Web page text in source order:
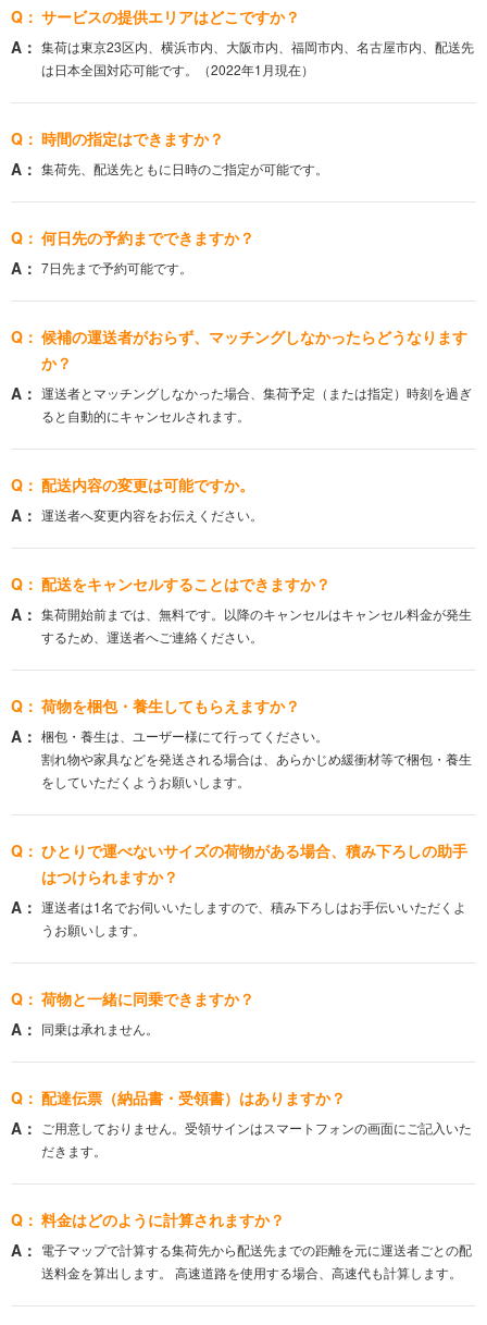
サービスの提供エリアはどこですか？
集荷は東京23区内、横浜市内、大阪市内、福岡市内、名古屋市内、配送先
は日本全国対応可能です。（2022年1月現在）
時間の指定はできますか？
集荷先、配送先ともに日時のご指定が可能です。
何日先の予約までできますか？
7日先まで予約可能です。
候補の運送者がおらず、マッチングしなかったらどうなります
か？
運送者とマッチングしなかった場合、集荷予定（または指定）時刻を過ぎ
ると自動的にキャンセルされます。
配送内容の変更は可能ですか。
運送者へ変更内容をお伝えください。
配送をキャンセルすることはできますか？
集荷開始前までは、無料です。以降のキャンセルはキャンセル料金が発生
するため、運送者へご連絡ください。
荷物を梱包・養生してもらえますか？
梱包・養生は、ユーザー様にて行ってください。
割れ物や家具などを発送される場合は、あらかじめ緩衝材等で梱包・養生
をしていただくようお願いします。
ひとりで運べないサイズの荷物がある場合、積み下ろしの助手
はつけられますか？
運送者は1名でお伺いいたしますので、積み下ろしはお手伝いいただくよ
うお願いします。
荷物と一緒に同乗できますか？
同乗は承れません。
配達伝票（納品書・受領書）はありますか？
ご用意しておりません。受領サインはスマートフォンの画面にご記入いた
だきます。
料金はどのように計算されますか？
電子マップで計算する集荷先から配送先までの距離を元に運送者ごとの配
送料金を算出します。 高速道路を使用する場合、高速代も計算します。